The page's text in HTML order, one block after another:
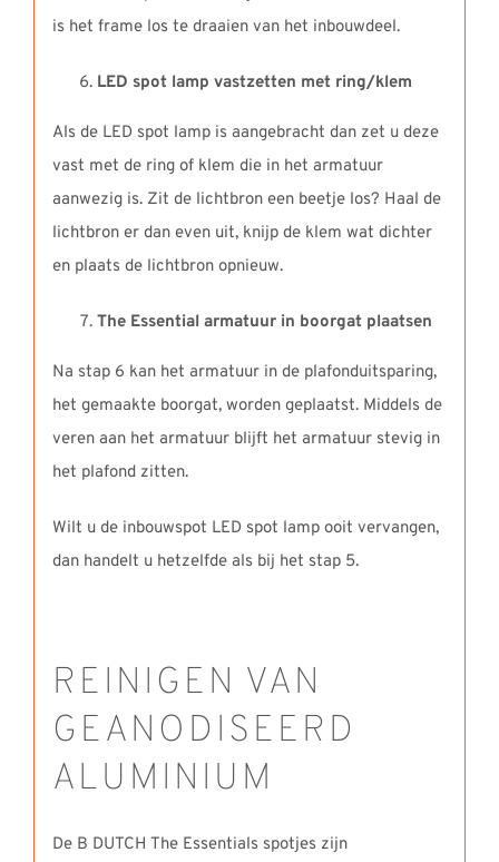
is het frame los te draaien van het inbouwdeel.
LED spot lamp vastzetten met ring/klem
Als de LED spot lamp is aangebracht dan zet u deze
vast met de ring of klem die in het armatuur
aanwezig is. Zit de lichtbron een beetje los? Haal de
lichtbron er dan even uit, knijp de klem wat dichter
en plaats de lichtbron opnieuw.
The Essential armatuur in boorgat plaatsen
Na stap 6 kan het armatuur in de plafonduitsparing,
het gemaakte boorgat, worden geplaatst. Middels de
veren aan het armatuur blijft het armatuur stevig in
het plafond zitten.
Wilt u de inbouwspot LED spot lamp ooit vervangen,
dan handelt u hetzelfde als bij het stap 5.
REINIGEN VAN
GEANODISEERD
ALUMINIUM
De B DUTCH The Essentials spotjes zijn